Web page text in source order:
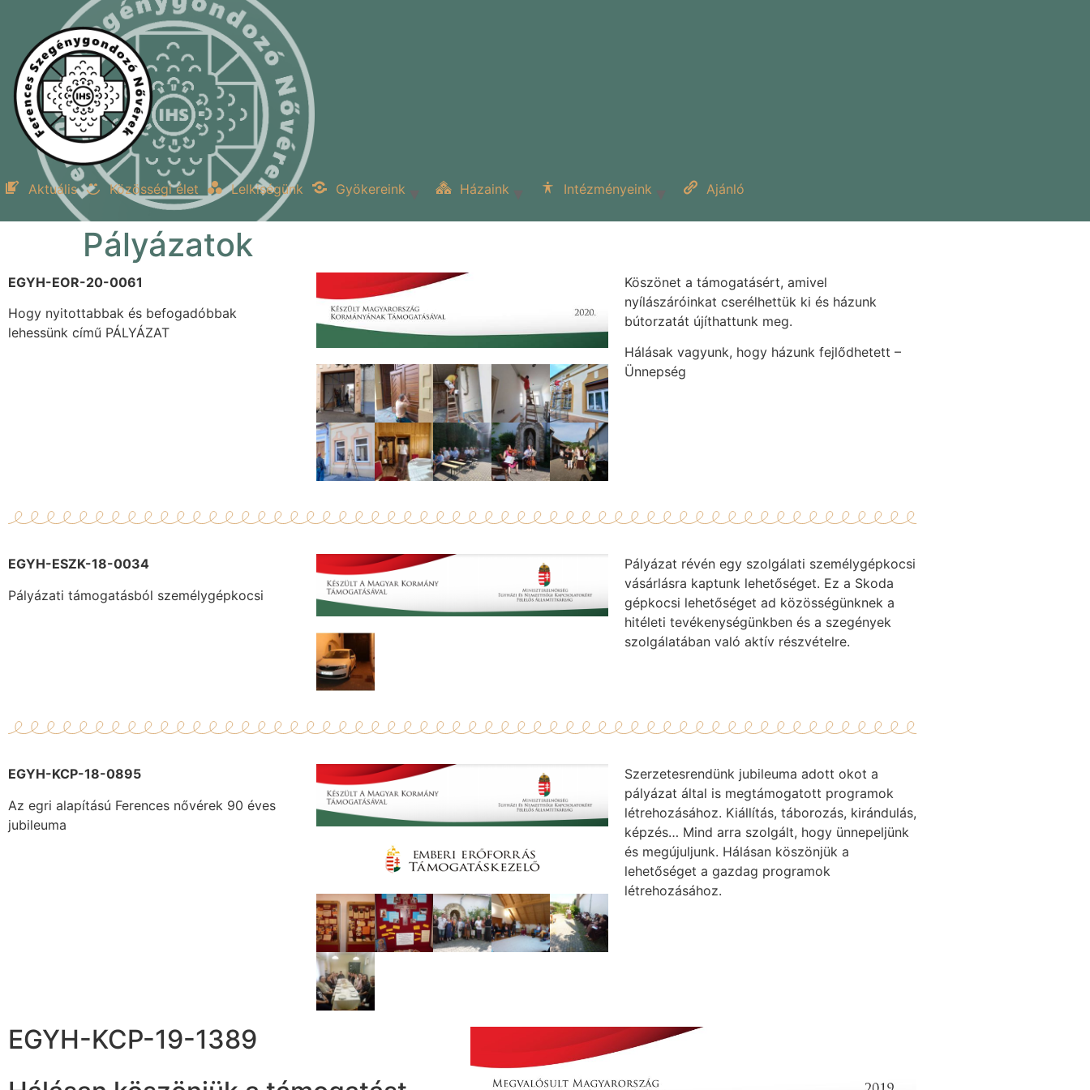
Aktuális Közösségi élet Lelkiségünk Gyökereink Házaink Intézményeink Ajánló
Pályázatok
EGYH-EOR-20-0061
Hogy nyitottabbak és befogadóbbak
lehessünk című PÁLYÁZAT
Köszönet a támogatásért, amivel
nyílászáróinkat cserélhettük ki és házunk
bútorzatát újíthattunk meg.
Hálásak vagyunk, hogy házunk fejlődhetett –
Ünnepség
EGYH-ESZK-18-0034
Pályázati támogatásból személygépkocsi
Pályázat révén egy szolgálati személygépkocsi
vásárlásra kaptunk lehetőséget. Ez a Skoda
gépkocsi lehetőséget ad közösségünknek a
hitéleti tevékenységünkben és a szegények
szolgálatában való aktív részvételre.
EGYH-KCP-18-0895
Az egri alapítású Ferences nővérek 90 éves
jubileuma
Szerzetesrendünk jubileuma adott okot a
pályázat által is megtámogatott programok
létrehozásához. Kiállítás, táborozás, kirándulás,
képzés… Mind arra szolgált, hogy ünnepeljünk
és megújuljunk. Hálásan köszönjük a
lehetőséget a gazdag programok
létrehozásához.
EGYH-KCP-19-1389